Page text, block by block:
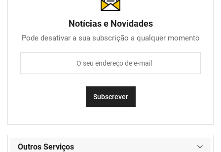
Notícias e Novidades
Pode desativar a sua subscrição a qualquer momento
Outros Serviços